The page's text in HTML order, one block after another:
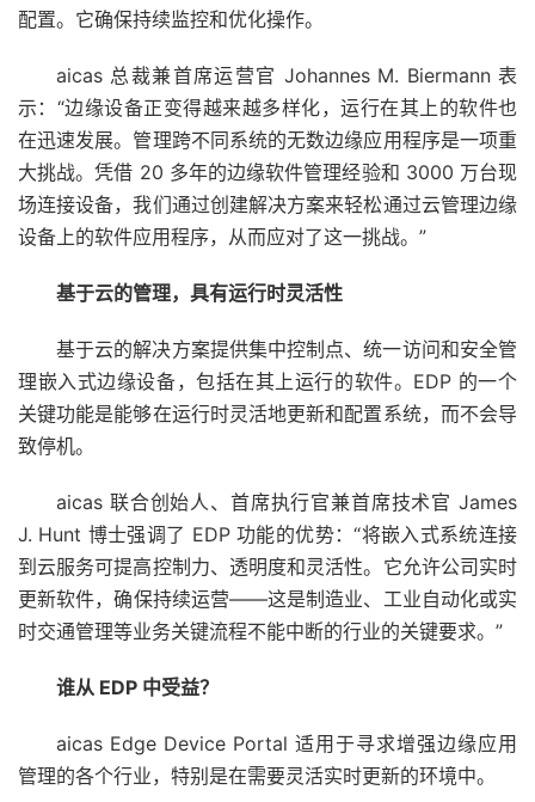
配置。它确保持续监控和优化操作。
aicas 总裁兼首席运营官 Johannes M. Biermann 表
示：“边缘设备正变得越来越多样化，运行在其上的软件也
在迅速发展。管理跨不同系统的无数边缘应用程序是一项重
大挑战。凭借 20 多年的边缘软件管理经验和 3000 万台现
场连接设备，我们通过创建解决方案来轻松通过云管理边缘
设备上的软件应用程序，从而应对了这一挑战。”
基于云的管理，具有运行时灵活性
基于云的解决方案提供集中控制点、统一访问和安全管
理嵌入式边缘设备，包括在其上运行的软件。EDP 的一个
关键功能是能够在运行时灵活地更新和配置系统，而不会导
致停机。
aicas 联合创始人、首席执行官兼首席技术官 James
J. Hunt 博士强调了 EDP 功能的优势：“将嵌入式系统连接
到云服务可提高控制力、透明度和灵活性。它允许公司实时
更新软件，确保持续运营——这是制造业、工业自动化或实
时交通管理等业务关键流程不能中断的行业的关键要求。”
谁从 EDP 中受益？
aicas Edge Device Portal 适用于寻求增强边缘应用
管理的各个行业，特别是在需要灵活实时更新的环境中。